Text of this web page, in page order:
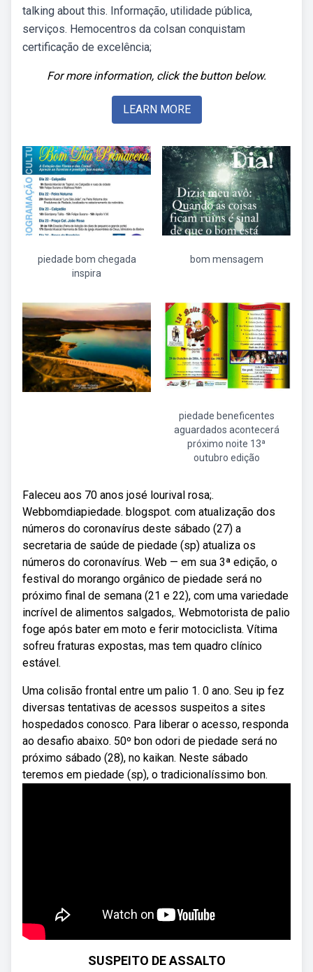
talking about this. Informação, utilidade pública,
serviços. Hemocentros da colsan conquistam
certificação de excelência;
For more information, click the button below.
LEARN MORE
piedade bom chegada
inspira
bom mensagem
piedade beneficentes
aguardados acontecerá
próximo noite 13ª
outubro edição
Faleceu aos 70 anos josé lourival rosa;.
Webbomdiapiedade. blogspot. com atualização dos
números do coronavírus deste sábado (27) a
secretaria de saúde de piedade (sp) atualiza os
números do coronavírus. Web — em sua 3ª edição, o
festival do morango orgânico de piedade será no
próximo final de semana (21 e 22), com uma variedade
incrível de alimentos salgados,. Webmotorista de palio
foge após bater em moto e ferir motociclista. Vítima
sofreu fraturas expostas, mas tem quadro clínico
estável.
Uma colisão frontal entre um palio 1. 0 ano. Seu ip fez
diversas tentativas de acessos suspeitos a sites
hospedados conosco. Para liberar o acesso, responda
ao desafio abaixo. 50º bon odori de piedade será no
próximo sábado (28), no kaikan. Neste sábado
teremos em piedade (sp), o tradicionalíssimo bon.
SUSPEITO DE ASSALTO